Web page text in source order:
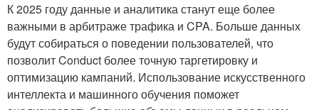
К 2025 году данные и аналитика станут еще более
важными в арбитраже трафика и CPA. Больше данных
будут собираться о поведении пользователей, что
позволит Conduct более точную таргетировку и
оптимизацию кампаний. Использование искусственного
интеллекта и машинного обучения поможет